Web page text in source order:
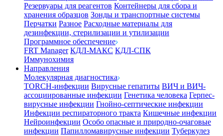
Резервуары для реагентов Контейнеры для сбора и
хранения образцов Зонды и транспортные системы
Перчатки Разное Расходные материалы для
дезинфекции, стерилизации и утилизации
Программное обеспечение
FRT Manager КДЛ-МАКС КДЛ-СПК
Иммунохимия
Направления
Молекулярная диагностика
TORCH-инфекции Вирусные гепатиты ВИЧ и ВИЧ-
ассоциированные инфекции Генетика человека Герпес-
вирусные инфекции Гнойно-септические инфекции
Инфекции респираторного тракта Кишечные инфекции
Нейроинфекции Особо опасные и природно-очаговые
инфекции Папилломавирусные инфекции Туберкулез